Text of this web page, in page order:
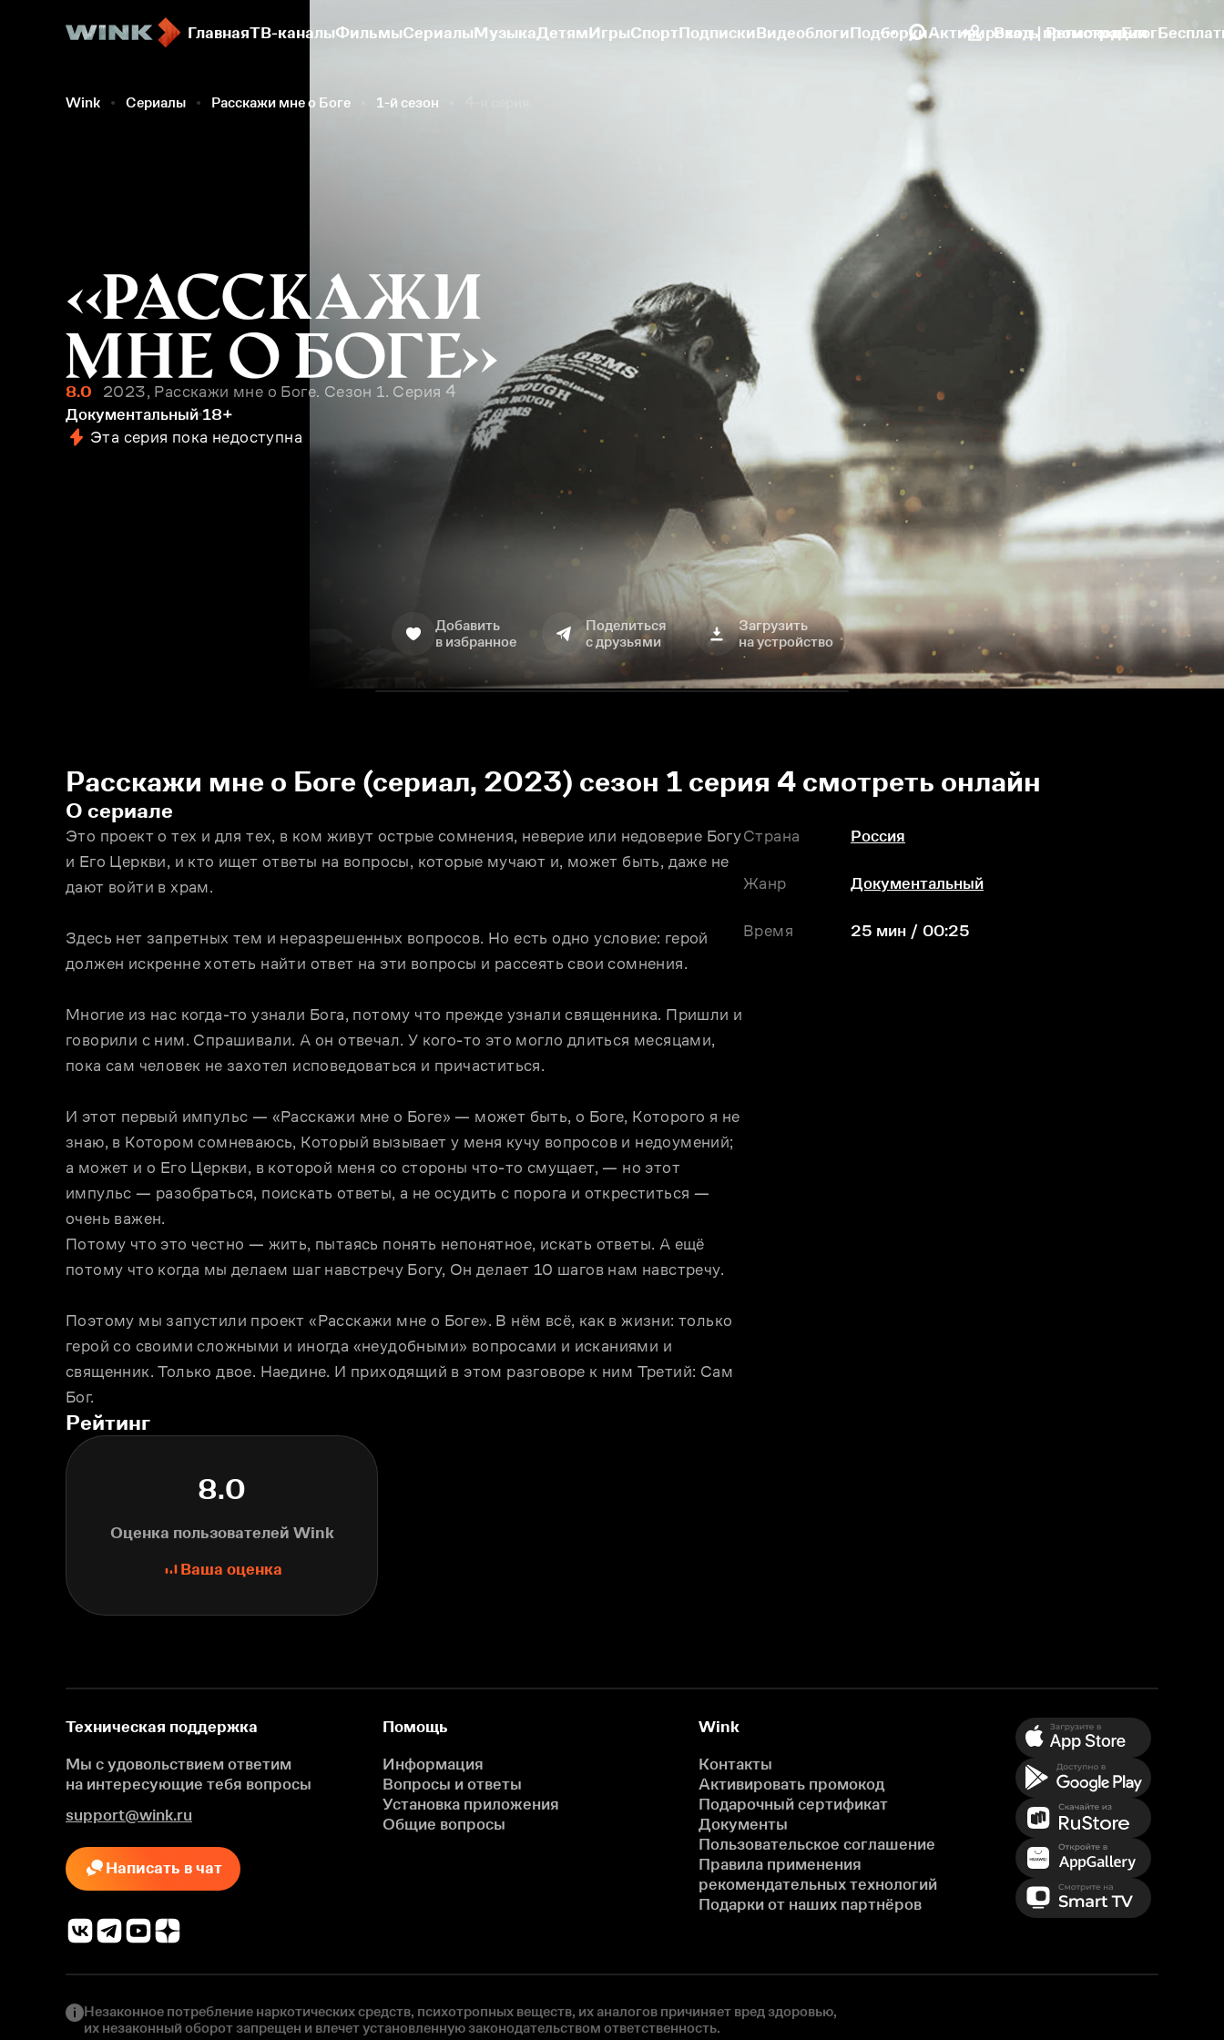
ГлавнаяТВ-каналыФильмыСериалыМузыкаДетямИгрыСпортПодпискиВидеоблогиПодборкиАктивировать промокодБлог
Вход | Регистрация
Wink Сериалы Расскажи мне о Боге 1-й сезон
8.0
2023, Расскажи мне о Боге. Сезон 1. Серия 4
Документальный 18+
Эта серия пока недоступна
Добавить
в избранное
Поделиться
с друзьями
Загрузить
на устройство
Расскажи мне о Боге (сериал, 2023) сезон 1 серия 4 смотреть онлайн
О сериале
Это проект о тех и для тех, в ком живут острые сомнения, неверие или недоверие Богу
и Его Церкви, и кто ищет ответы на вопросы, которые мучают и, может быть, даже не
дают войти в храм.
Здесь нет запретных тем и неразрешенных вопросов. Но есть одно условие: герой
должен искренне хотеть найти ответ на эти вопросы и рассеять свои сомнения.
Многие из нас когда-то узнали Бога, потому что прежде узнали священника. Пришли и
говорили с ним. Спрашивали. А он отвечал. У кого-то это могло длиться месяцами,
пока сам человек не захотел исповедоваться и причаститься.
И этот первый импульс — «Расскажи мне о Боге» — может быть, о Боге, Которого я не
знаю, в Котором сомневаюсь, Который вызывает у меня кучу вопросов и недоумений;
а может и о Его Церкви, в которой меня со стороны что-то смущает, — но этот
импульс — разобраться, поискать ответы, а не осудить с порога и откреститься —
очень важен.
Потому что это честно — жить, пытаясь понять непонятное, искать ответы. А ещё
потому что когда мы делаем шаг навстречу Богу, Он делает 10 шагов нам навстречу.
Поэтому мы запустили проект «Расскажи мне о Боге». В нём всё, как в жизни: только
герой со своими сложными и иногда «неудобными» вопросами и исканиями и
священник. Только двое. Наедине. И приходящий в этом разговоре к ним Третий: Сам
Бог.
Страна Россия
Жанр Документальный
Время 25 мин / 00:25
Рейтинг
8.0
Оценка пользователей Wink
Ваша оценка
Техническая поддержка
Мы с удовольствием ответим
на интересующие тебя вопросы
support@wink.ru
Написать в чат
Помощь
Информация
Вопросы и ответы
Установка приложения
Общие вопросы
Wink
Контакты
Активировать промокод
Подарочный сертификат
Документы
Пользовательское соглашение
Правила применения
рекомендательных технологий
Подарки от наших партнёров
Незаконное потребление наркотических средств, психотропных веществ, их аналогов причиняет вред здоровью,
их незаконный оборот запрещен и влечет установленную законодательством ответственность.